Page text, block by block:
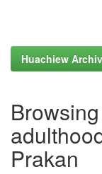
Huachiew
Prakan